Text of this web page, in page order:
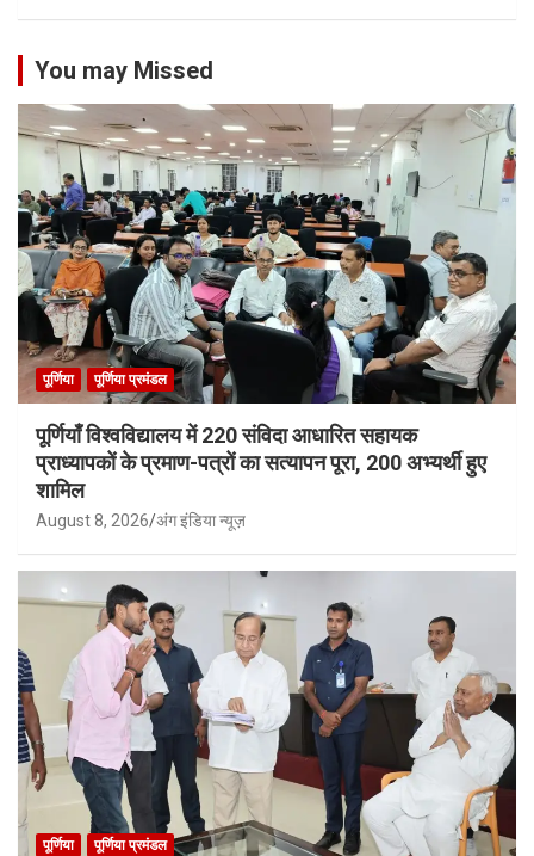
You may Missed
पूर्णिया पूर्णिया प्रमंडल
पूर्णियाँ विश्वविद्यालय में 220 संविदा आधारित सहायक
प्राध्यापकों के प्रमाण-पत्रों का सत्यापन पूरा, 200 अभ्यर्थी हुए
शामिल
August 8, 2026 अंग इंडिया न्यूज़
पूर्णिया पूर्णिया प्रमंडल